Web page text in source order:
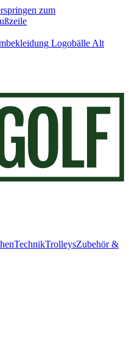
zum
Logobälle Alt
TechnikTrolleysZubehör &